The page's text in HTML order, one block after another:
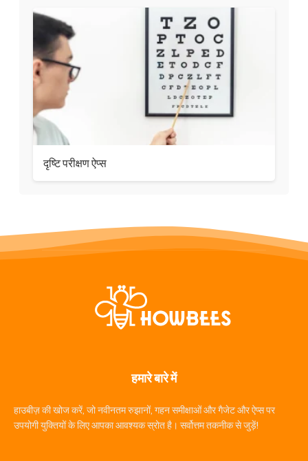
दृष्टि परीक्षण ऐप्स
हमारे बारे में
हाउबीज़ की खोज करें, जो नवीनतम रुझानों, गहन समीक्षाओं और गैजेट और ऐप्स पर
उपयोगी युक्तियों के लिए आपका आवश्यक स्रोत है। सर्वोत्तम तकनीक से जुड़ें!